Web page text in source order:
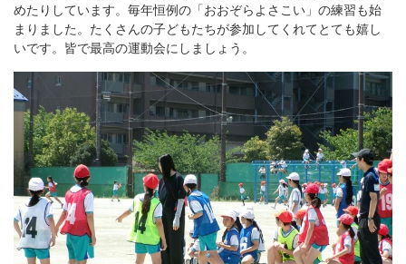
めたりしています。毎年恒例の「おおぞらよさこい」の練習も始
まりました。たくさんの子どもたちが参加してくれてとても嬉し
いです。皆で最高の運動会にしましょう。